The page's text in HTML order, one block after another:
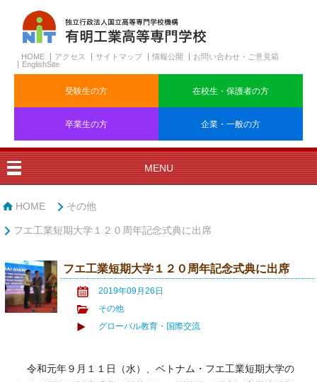
HOME アクセス サイトマップ 情報公開
お問い合わせ・ご意見箱
EnglishSite
受験生の方 在校生・保護者の方
卒業生の方 企業・一般の方
MENU
HOME その他
フエ工業短期大学１２０周年記念式典に出席
フエ工業短期大学１２０周年記念式典に出席
2019年09月26日
その他
グローバル教育・国際交流
令和元年９月１１日（水）、ベトナム・フエ工業短期大学の